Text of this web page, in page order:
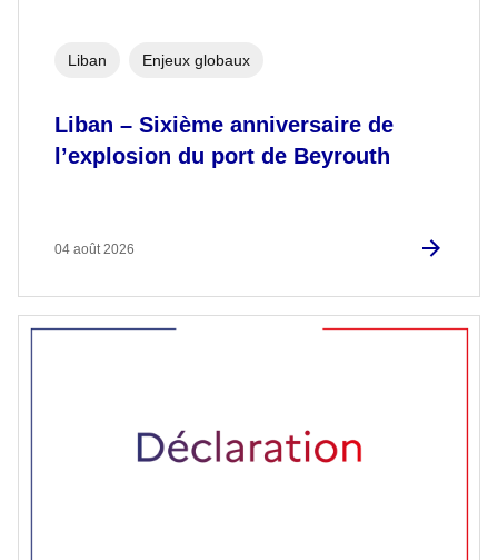
Liban – Sixième anniversaire de
l’explosion du port de Beyrouth
Liban Enjeux globaux
04 août 2026